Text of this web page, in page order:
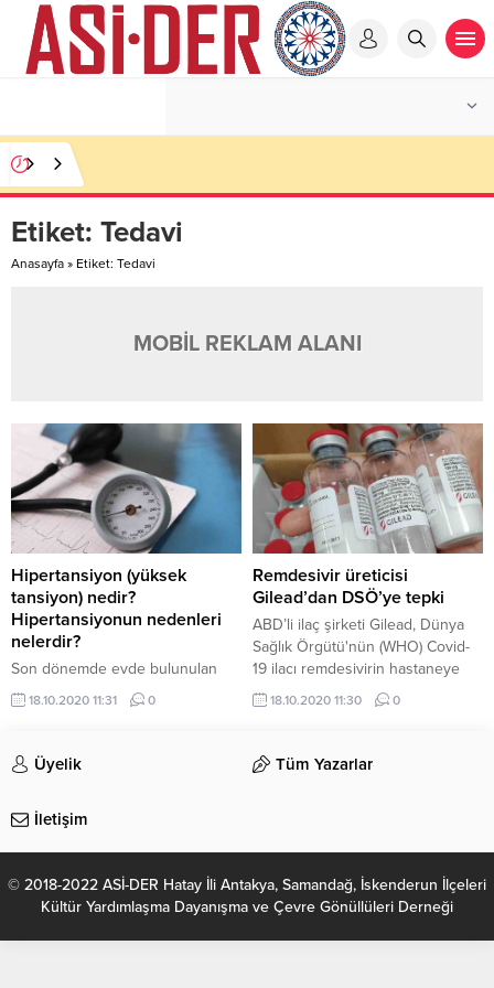
Etiket: Tedavi
Anasayfa » Etiket: Tedavi
MOBİL REKLAM ALANI
Hipertansiyon (yüksek
tansiyon) nedir?
Hipertansiyonun nedenleri
nelerdir?
Son dönemde evde bulunulan
sürenin de artmasıyla
hareketsizliğe neden olan corona
tansiyona neden olabiliyor.
18.10.2020 11:31 0
Remdesivir üreticisi
Gilead’dan DSÖ’ye tepki
ABD’li ilaç şirketi Gilead, Dünya
Sağlık Örgütü'nün (WHO) Covid-
19 ilacı remdesivirin hastaneye
yatırılan hastalara yardımcı
olmadığı sonucuna varan
18.10.2020 11:30 0
Üyelik Tüm Yazarlar
İletişim
© 2018-2022 ASİ-DER Hatay İli Antakya, Samandağ, İskenderun İlçeleri
Kültür Yardımlaşma Dayanışma ve Çevre Gönüllüleri Derneği